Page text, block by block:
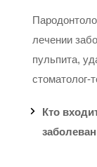
лечении
пульпита,
стоматолог-
Кто